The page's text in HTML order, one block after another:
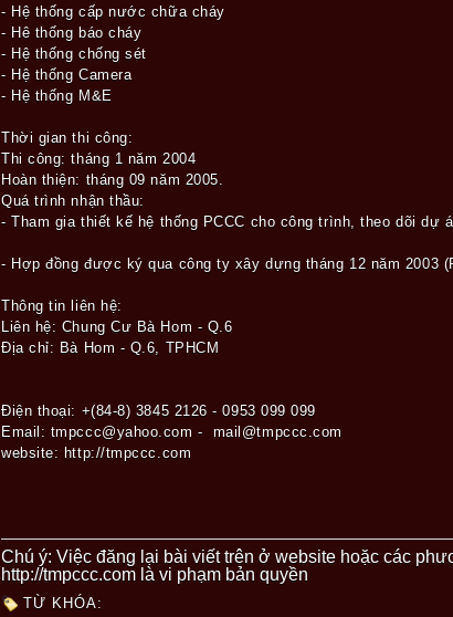
- Hệ thống cấp nước chữa cháy
- Hê thống báo cháy
- Hệ thống chống sét
- Hệ thống Camera
- Hệ thống M&E
Thời gian thi công:
Thi công: tháng 1 năm 2004
Hoàn thiện: tháng 09 năm 2005.
Quá trình nhận thầu:
- Tham gia thiết kế hệ thống PCCC cho công trình, theo dõi dự
- Hợp đồng được ký qua công ty xây dựng tháng 12 năm 2003
Thông tin liên hệ:
Liên hệ: Chung Cư Bà Hom - Q.6
Địa chỉ: Bà Hom - Q.6, TPHCM
Điện thoại: +(84-8) 3845 2126 - 0953 099 099
Email: tmpccc@yahoo.com - mail@tmpccc.com
website: http://tmpccc.com
Chú ý: Việc đăng lại bài viết trên ở website hoặc các
http://tmpccc.com là vi phạm bản quyền
TỪ KHÓA: